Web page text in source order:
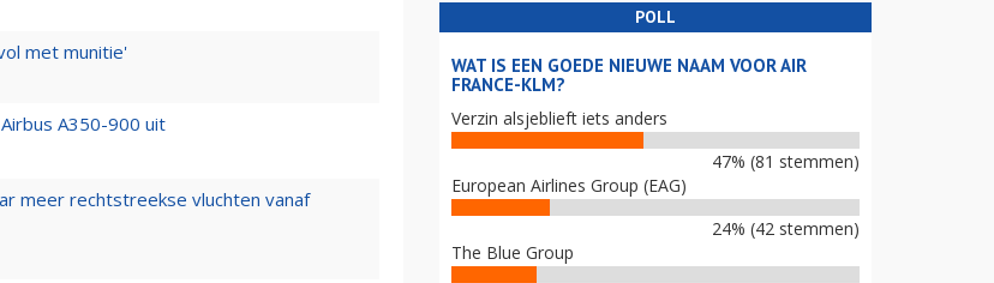
met munitie'
A350-900 uit
meer rechtstreekse vluchten vanaf
POLL
WAT IS EEN GOEDE NIEUWE NAAM VOOR AIR
FRANCE-KLM?
Verzin alsjeblieft iets anders
47% (81 stemmen)
European Airlines Group (EAG)
24% (42 stemmen)
The Blue Group